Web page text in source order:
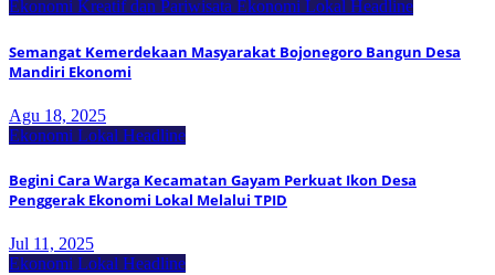
Ekonomi Kreatif dan Pariwisata Ekonomi Lokal Headline
Semangat Kemerdekaan Masyarakat Bojonegoro Bangun Desa
Mandiri Ekonomi
Agu 18, 2025
Ekonomi Lokal Headline
Begini Cara Warga Kecamatan Gayam Perkuat Ikon Desa
Penggerak Ekonomi Lokal Melalui TPID
Jul 11, 2025
Ekonomi Lokal Headline